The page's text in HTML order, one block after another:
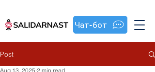
Чат-бот
Post
Aug 13, 2025 2 min read